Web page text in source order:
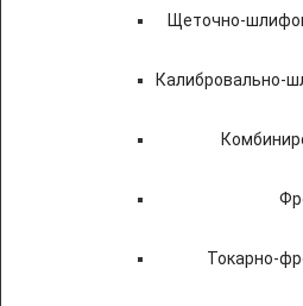
Щеточно-
Калибровально-
Токарно-